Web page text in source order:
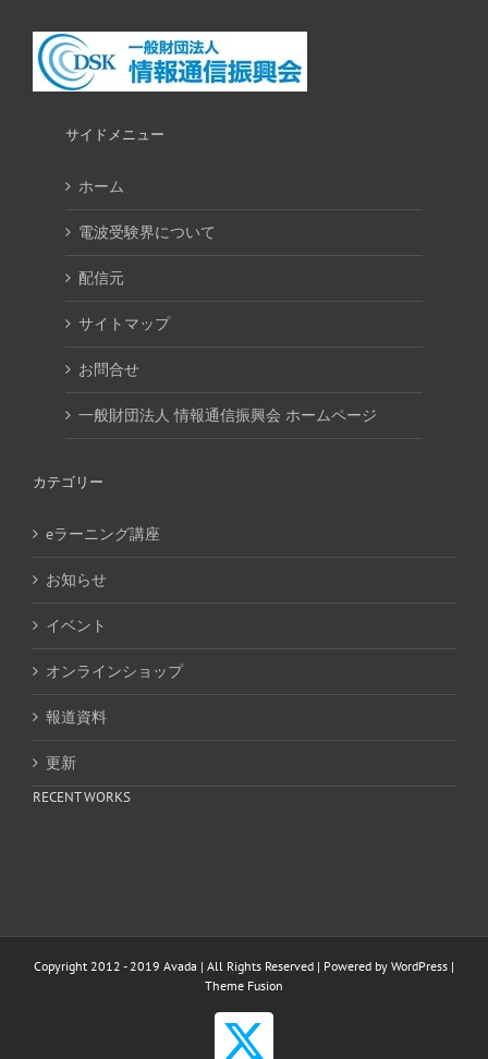
サイドメニュー
ホーム
電波受験界について
配信元
サイトマップ
お問合せ
一般財団法人 情報通信振興会 ホームページ
カテゴリー
eラーニング講座
お知らせ
イベント
オンラインショップ
報道資料
更新
RECENT WORKS
Copyright 2012 - 2019 Avada | All Rights Reserved | Powered by WordPress |
Theme Fusion